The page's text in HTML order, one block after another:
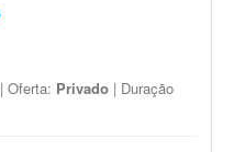
| Oferta: Privado | Duração